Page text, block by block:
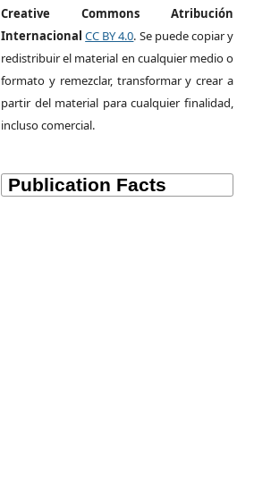
Creative Commons Atribución
Internacional CC BY 4.0. Se puede copiar y
redistribuir el material en cualquier medio o
formato y remezclar, transformar y crear a
partir del material para cualquier finalidad,
incluso comercial.